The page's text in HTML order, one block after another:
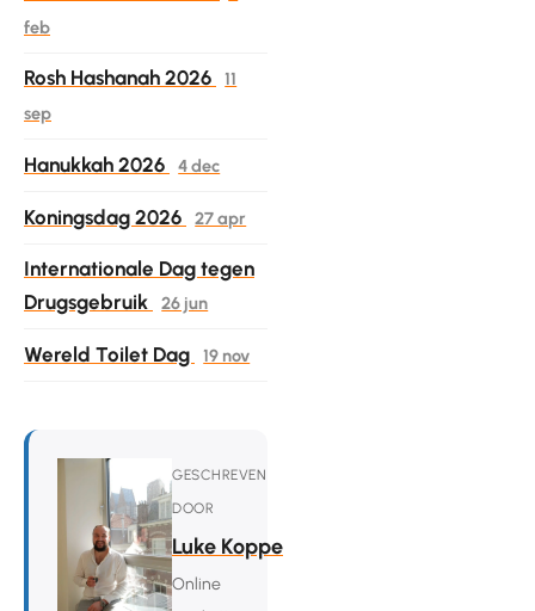
feb
Rosh Hashanah 2026
11
sep
Hanukkah 2026 4 dec
Koningsdag 2026 27 apr
Internationale Dag tegen
Drugsgebruik
26 jun
Wereld Toilet Dag 19 nov
GESCHREVEN
DOOR
Luke Koppe
Online